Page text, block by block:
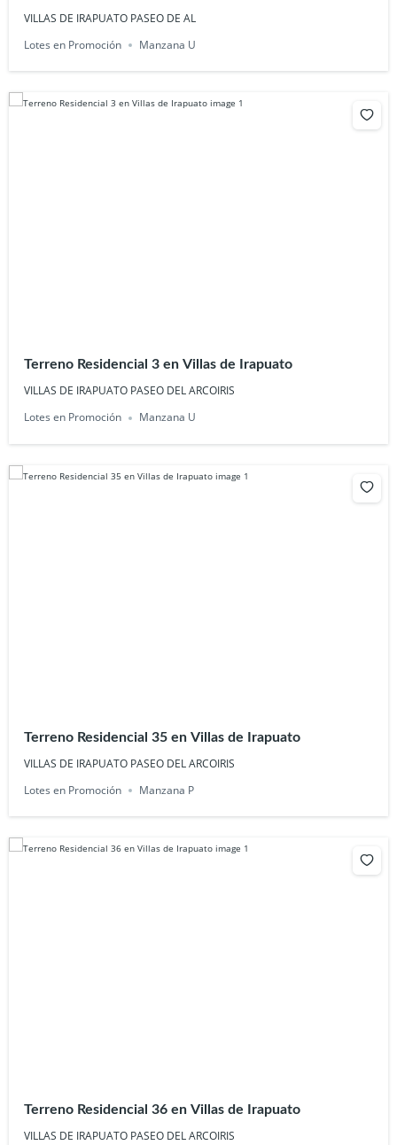
U
VILLAS DE IRAPUATO PASEO DE AL
Lotes en Promoción
Manzana U
Terreno Residencial 3 en Villas de Irapuato
VILLAS DE IRAPUATO PASEO DEL ARCOIRIS
Lotes en Promoción
Manzana U
Terreno Residencial 35 en Villas de Irapuato
VILLAS DE IRAPUATO PASEO DEL ARCOIRIS
Lotes en Promoción
Manzana P
Terreno Residencial 36 en Villas de Irapuato
VILLAS DE IRAPUATO PASEO DEL ARCOIRIS